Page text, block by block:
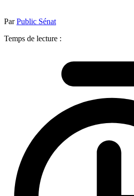
ParPublic Sénat
Temps de lecture :